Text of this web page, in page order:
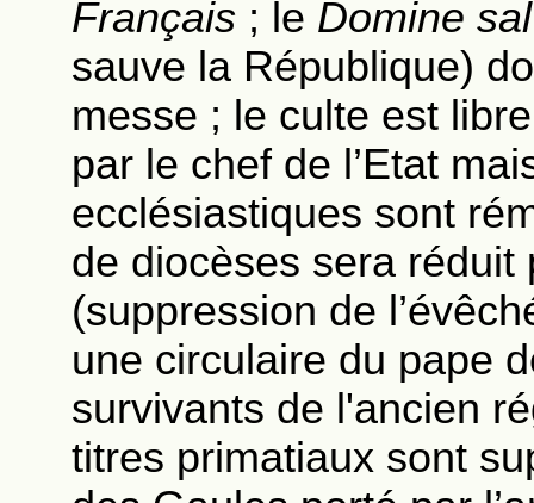
Français; le Domine
sauve la République)
messe ; le culte est
par le chef de l’Etat
ecclésiastiques sont
de diocèses sera
(suppression de
une circulaire du pape
survivants de l'ancien
titres primatiaux sont